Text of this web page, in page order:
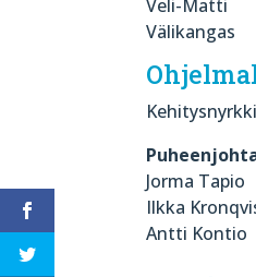
Veli-Matti
Välikangas
Kehitysnyrkki
Jorma Tapio
Ilkka
Antti Kontio